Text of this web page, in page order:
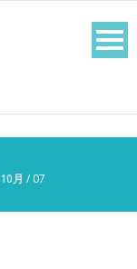
10月 / 07